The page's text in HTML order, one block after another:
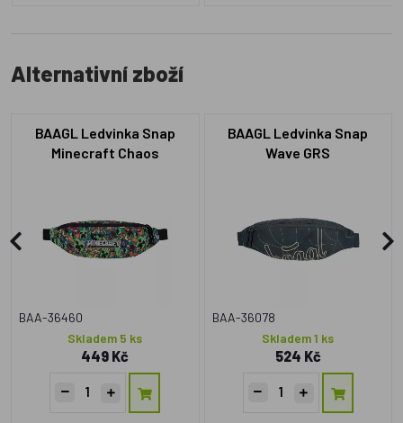
Alternativní zboží
BAAGL Ledvinka Snap
Minecraft Chaos
BAA-36460
Skladem 5 ks
449 Kč
BAAGL Ledvinka Snap
Wave GRS
BAA-36078
Skladem 1 ks
524 Kč